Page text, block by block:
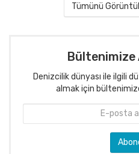
Tümünü
Bültenimize
Denizcilik dünyası ile ilgili
almak için